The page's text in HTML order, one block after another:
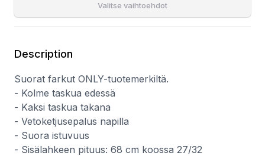
Valitse vaihtoehdot
Description
Suorat farkut ONLY-tuotemerkiltä.
- Kolme taskua edessä
- Kaksi taskua takana
- Vetoketjusepalus napilla
- Suora istuvuus
- Sisälahkeen pituus: 68 cm koossa 27/32